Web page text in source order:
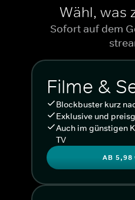
Wähl, was
Sofort auf dem
Filme &
Blockbuster kurz
Exklusive und
Auch im günstigen
TV
AB 5,98